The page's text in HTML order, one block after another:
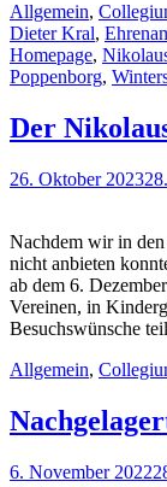
Allgemein,
Dieter Kral,
Homepage,
Poppenborg,
Der
26. Oktober 2023
Nachdem wir in den
nicht anbieten
ab dem 6.
Vereinen, in
Besuchswünsche
Allgemein,
6. November 2022